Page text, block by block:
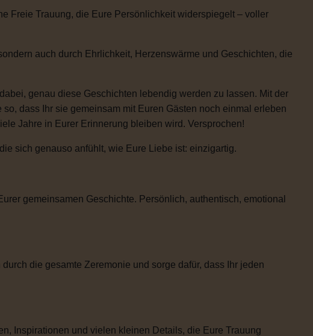
Freie Trauung, die Eure Persönlichkeit widerspiegelt – voller
auch durch Ehrlichkeit, Herzenswärme und Geschichten, die
genau diese Geschichten lebendig werden zu lassen. Mit der
dass Ihr sie gemeinsam mit Euren Gästen noch einmal erleben
Jahre in Eurer Erinnerung bleiben wird. Versprochen!
sich genauso anfühlt, wie Eure Liebe ist: einzigartig.
gemeinsamen Geschichte. Persönlich, authentisch, emotional
die gesamte Zeremonie und sorge dafür, dass Ihr jeden
Inspirationen und vielen kleinen Details, die Eure Trauung